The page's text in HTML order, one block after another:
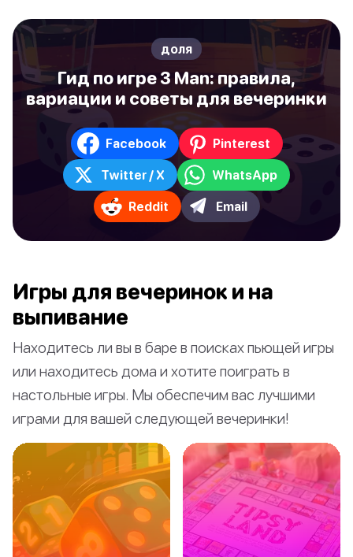
доля
Гид по игре 3 Man: правила,
вариации и советы для вечеринки
Facebook Pinterest
Twitter / X WhatsApp
Reddit Email
Игры для вечеринок и на
выпивание
Находитесь ли вы в баре в поисках пьющей игры
или находитесь дома и хотите поиграть в
настольные игры. Мы обеспечим вас лучшими
играми для вашей следующей вечеринки!